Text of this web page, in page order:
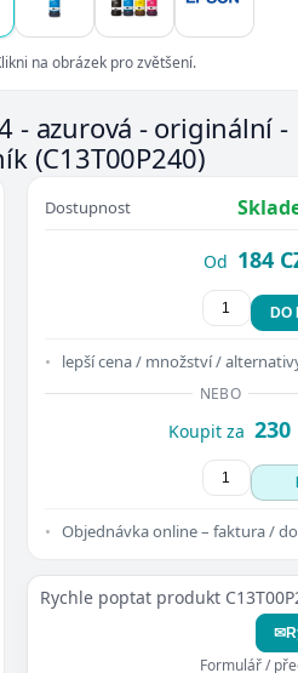
na obrázek pro zvětšení.
- azurová - originální -
(C13T00P240)
Dostupnost
Od 184
DO
lepší cena / množství /
NEBO
Koupit za 230
Objednávka online – faktura /
Rychle poptat produkt
✉
Formulář /